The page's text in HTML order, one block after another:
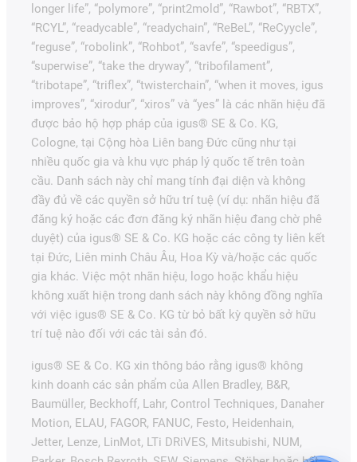
longer life”, “polymore”, “print2mold”, “Rawbot”, “RBTX”,
“RCYL”, “readycable”, “readychain”, “ReBeL”, “ReCyycle”,
“reguse”, “robolink”, “Rohbot”, “savfe”, “speedigus”,
“superwise”, “take the dryway”, “tribofilament”,
“tribotape”, “triflex”, “twisterchain”, “when it moves, igus
improves”, “xirodur”, “xiros” và “yes” là các nhãn hiệu đã
được bảo hộ hợp pháp của igus® SE & Co. KG,
Cologne, tại Cộng hòa Liên bang Đức cũng như tại
nhiều quốc gia và khu vực pháp lý quốc tế trên toàn
cầu. Danh sách này chỉ mang tính đại diện và không
đầy đủ về các quyền sở hữu trí tuệ (ví dụ: nhãn hiệu đã
đăng ký hoặc các đơn đăng ký nhãn hiệu đang chờ phê
duyệt) của igus® SE & Co. KG hoặc các công ty liên kết
tại Đức, Liên minh Châu Âu, Hoa Kỳ và/hoặc các quốc
gia khác. Việc một nhãn hiệu, logo hoặc khẩu hiệu
không xuất hiện trong danh sách này không đồng nghĩa
với việc igus® SE & Co. KG từ bỏ bất kỳ quyền sở hữu
trí tuệ nào đối với các tài sản đó.
igus® SE & Co. KG xin thông báo rằng igus® không
kinh doanh các sản phẩm của Allen Bradley, B&R,
Baumüller, Beckhoff, Lahr, Control Techniques, Danaher
Motion, ELAU, FAGOR, FANUC, Festo, Heidenhain,
Jetter, Lenze, LinMot, LTi DRiVES, Mitsubishi, NUM,